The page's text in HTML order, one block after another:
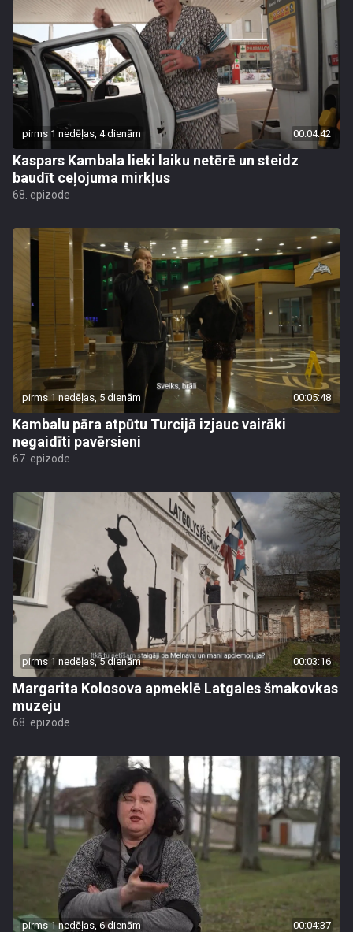
pirms 1 nedēļas, 4 dienām 00:04:42
Kaspars Kambala lieki laiku netērē un steidz
baudīt ceļojuma mirkļus
68. epizode
pirms 1 nedēļas, 5 dienām 00:05:48
Kambalu pāra atpūtu Turcijā izjauc vairāki
negaidīti pavērsieni
67. epizode
pirms 1 nedēļas, 5 dienām 00:03:16
Margarita Kolosova apmeklē Latgales šmakovkas
muzeju
68. epizode
pirms 1 nedēļas, 6 dienām 00:04:37